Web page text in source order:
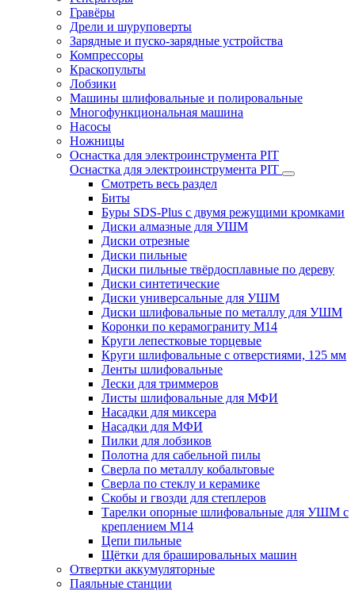
Гравёры
Дрели и шуруповерты
Зарядные и пуско-зарядные устройства
Компрессоры
Краскопульты
Лобзики
Машины шлифовальные и полировальные
Многофункциональная машина
Насосы
Ножницы
Оснастка для электроинструмента PIT
Оснастка для электроинструмента PIT
Смотреть весь раздел
Биты
Буры SDS-Plus c двумя режущими кромками
Диски алмазные для УШМ
Диски отрезные
Диски пильные
Диски пильные твёрдосплавные по дереву
Диски синтетические
Диски универсальные для УШМ
Диски шлифовальные по металлу для УШМ
Коронки по керамограниту M14
Круги лепестковые торцевые
Круги шлифовальные с отверстиями, 125 мм
Ленты шлифовальные
Лески для триммеров
Листы шлифовальные для МФИ
Насадки для миксера
Насадки для МФИ
Пилки для лобзиков
Полотна для сабельной пилы
Сверла по металлу кобальтовые
Сверла по стеклу и керамике
Скобы и гвозди для степлеров
Тарелки опорные шлифовальные для УШМ с
креплением М14
Цепи пильные
Щётки для брашировальных машин
Отвертки аккумуляторные
Паяльные станции